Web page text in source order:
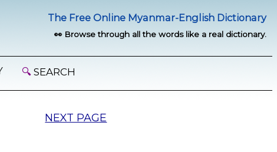
The Free Online Myanmar-English Dictionary
👀 Browse through all the words like a real dictionary.
🔍 SEARCH
NEXT PAGE